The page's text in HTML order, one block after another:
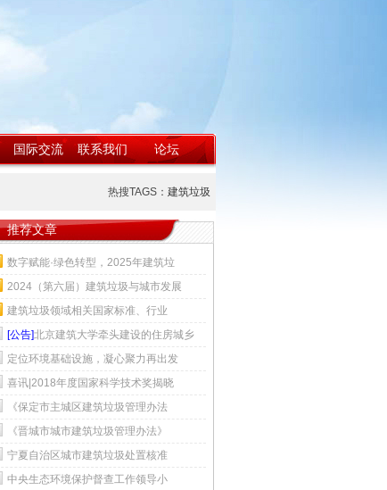
国际交流 联系我们 论坛
热搜TAGS： 建筑垃圾
推荐文章
数字赋能·绿色转型，2025年建筑垃
2024（第六届）建筑垃圾与城市发展
建筑垃圾领域相关国家标准、行业
[公告]北京建筑大学牵头建设的住房城乡
定位环境基础设施，凝心聚力再出发
喜讯|2018年度国家科学技术奖揭晓
《保定市主城区建筑垃圾管理办法
《晋城市城市建筑垃圾管理办法》
宁夏自治区城市建筑垃圾处置核准
中央生态环境保护督查工作领导小